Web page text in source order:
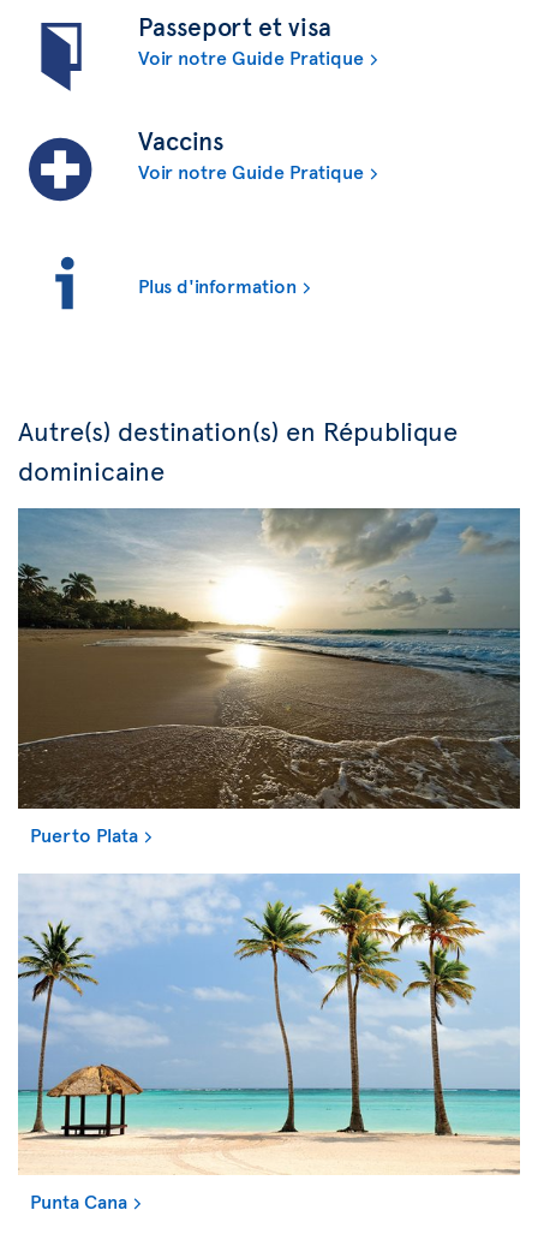
Passeport et visa
Voir notre Guide Pratique
Vaccins
Voir notre Guide Pratique
Plus d'information
Autre(s) destination(s) en République
dominicaine
Puerto Plata
Punta Cana